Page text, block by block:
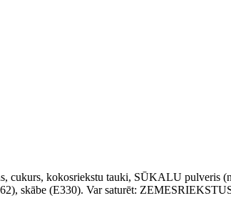
cukurs, kokosriekstu tauki, SŪKALU pulveris
skābe (E330). Var saturēt: